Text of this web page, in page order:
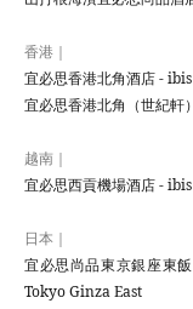
香港｜
宜必思香港北角酒店 -
宜必思香港北角（世紀
越南｜
宜必思西貢機場酒店 -
日本｜
宜必思尚品東京銀座東
Tokyo Ginza East